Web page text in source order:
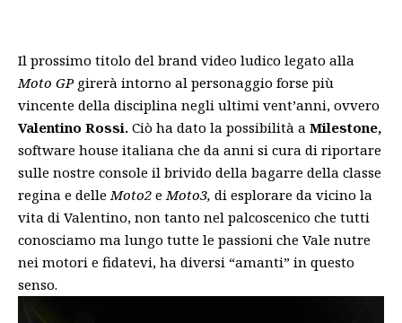
Il prossimo titolo del brand video ludico legato alla
Moto GPgirerà intorno al personaggio forse più
vincente della disciplina negli ultimi vent’anni, ovvero
Valentino Rossi. Ciò ha dato la possibilità a Milestone,
software house italiana che da anni si cura di riportare
sulle nostre console il brivido della bagarre della classe
regina e delle Moto2 e Moto3, di esplorare da vicino la
vita di Valentino, non tanto nel palcoscenico che tutti
conosciamo ma lungo tutte le passioni che Vale nutre
nei motori e fidatevi, ha diversi “amanti” in questo
senso.